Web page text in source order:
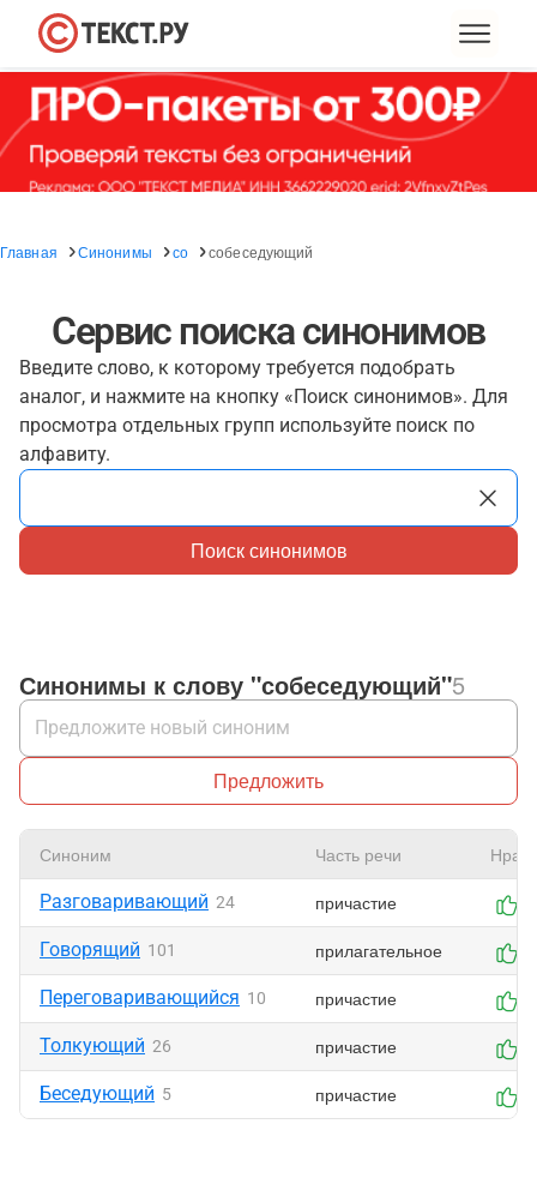
Главная Синонимы со собеседующий
Сервис поиска синонимов
Введите слово, к которому требуется подобрать
аналог, и нажмите на кнопку «Поиск синонимов». Для
просмотра отдельных групп используйте поиск по
алфавиту.
Поиск синонимов
Синонимы к слову "собеседующий"5
Предложить
Синоним Часть речи
Разговаривающий 24 причастие
Говорящий 101 прилагательное
Переговаривающийся 10 причастие
Толкующий 26 причастие
Беседующий 5 причастие